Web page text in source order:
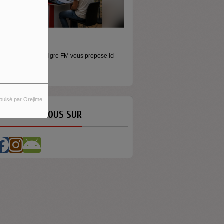
par Orejime
baladeurs Aligre FM vous propose ici
NOUS SUR